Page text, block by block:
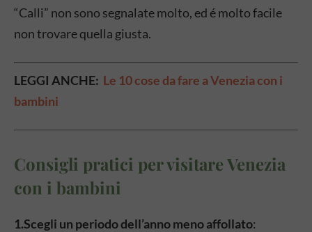
“Calli” non sono segnalate molto, ed é molto facile
non trovare quella giusta.
LEGGI ANCHE: Le 10 cose da fare a Venezia con i
bambini
Consigli pratici per visitare Venezia
con i bambini
1.Scegli un periodo dell’anno meno affollato: